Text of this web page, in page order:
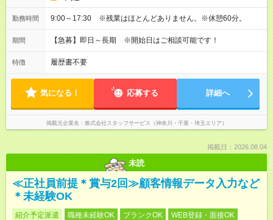
勤務時間 9:00～17:30 ※残業はほとんどありません。※休憩60分。
期間 【急募】即日～長期 ※開始日はご相談可能です！
特徴 履歴書不要
気になる！ 応募する 詳細へ
掲載元企業名 株式会社スタッフサービス（神奈川・千葉・埼玉エリア）
掲載日：2026.08.04
未読
≪正社員前提＊賞与2回≫顧客情報データ入力など
＊未経験OK
紹介予定派遣 職種未経験OK ブランクOK WEB登録・面接OK